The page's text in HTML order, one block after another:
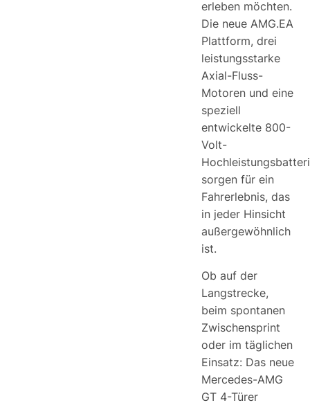
erleben möchten.
Die neue AMG.EA
Plattform, drei
leistungsstarke
Axial-Fluss-
Motoren und eine
speziell
entwickelte 800-
Volt-
sorgen für ein
Fahrerlebnis, das
in jeder Hinsicht
außergewöhnlich
ist.
Ob auf der
Langstrecke,
beim spontanen
Zwischen­sprint
oder im täglichen
Einsatz: Das neue
Mercedes-AMG
GT 4-Türer